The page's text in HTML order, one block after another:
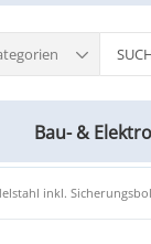
Bau- &
inkl.